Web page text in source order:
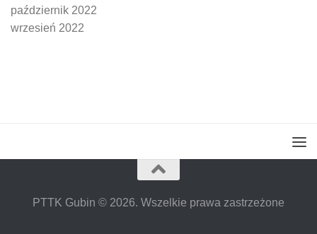
październik 2022
wrzesień 2022
PTTK Gubin © 2026. Wszelkie prawa zastrzeżone